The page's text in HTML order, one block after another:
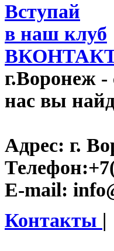
Вступай
в наш клуб
г.Воронеж -
нас вы
Адрес: г.
Телефон:
E-mail:
Контакты |